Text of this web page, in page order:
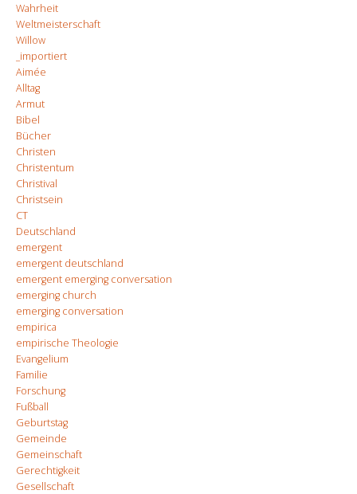
Wahrheit
Weltmeisterschaft
Willow
_importiert
Aimée
Alltag
Armut
Bibel
Bücher
Christen
Christentum
Christival
Christsein
CT
Deutschland
emergent
emergent deutschland
emergent emerging conversation
emerging church
emerging conversation
empirica
empirische Theologie
Evangelium
Familie
Forschung
Fußball
Geburtstag
Gemeinde
Gemeinschaft
Gerechtigkeit
Gesellschaft